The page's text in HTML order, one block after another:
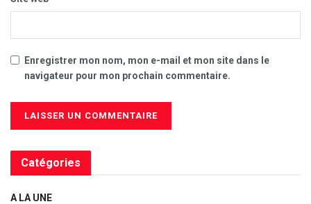
Enregistrer mon nom, mon e-mail et mon site dans le
navigateur pour mon prochain commentaire.
Catégories
A LA UNE